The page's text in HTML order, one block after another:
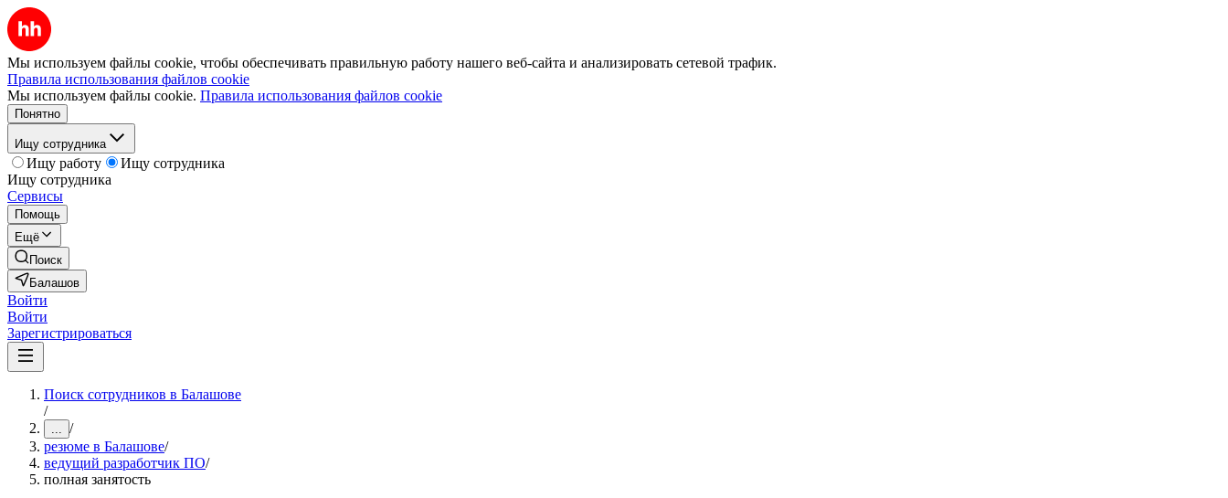
Мы используем файлы cookie, чтобы обеспечивать правильную работу нашего веб-сайта и анализировать сетевой трафик.
Правила использования файлов cookie
Мы используем файлы cookie. Правила использования файлов cookie
Понятно
Ищу сотрудника
Ищу работу
Ищу сотрудника
Ищу сотрудника
Сервисы
Помощь
Ещё
Поиск
Балашов
Войти
Войти
Зарегистрироваться
Поиск сотрудников в Балашове
/
... /
резюме в Балашове/
ведущий разработчик ПО/
полная занятость